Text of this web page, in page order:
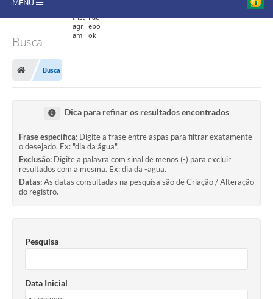
MENU
Editais
Telefones Úteis
Turismo
Acesso a Informação
Contato
REQUERIMENTO DE RESTITUIÇÃO DA TAXA DE INSCRIÇÃO
QUESTIONÁRIO PPA 2026/2029, LDO 2026 e LOA 2026
ORÇAMENTO PARTICIPATIVO MUNICIPAL 2025
Ouvidoria
Busca
Busca
Dica para refinar os resultados encontrados
Frase específica: Digite a frase entre aspas para filtrar exatamente
o desejado. Ex: "dia da água".
Exclusão: Digite a palavra com sinal de menos (-) para excluir
resultados com a mesma. Ex: dia da -agua.
Datas:As datas consultadas na pesquisa são de Criação / Alteração
do registro.
Pesquisa
Data Inicial